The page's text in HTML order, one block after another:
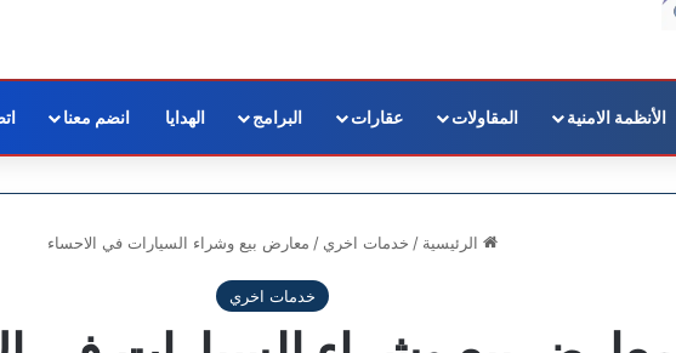
الأنظمة الامنية المقاولات عقارات البرامج الهدايا انضم معنا
الرئيسية / خدمات اخري / معارض بيع وشراء السيارات في الاحساء
خدمات اخري